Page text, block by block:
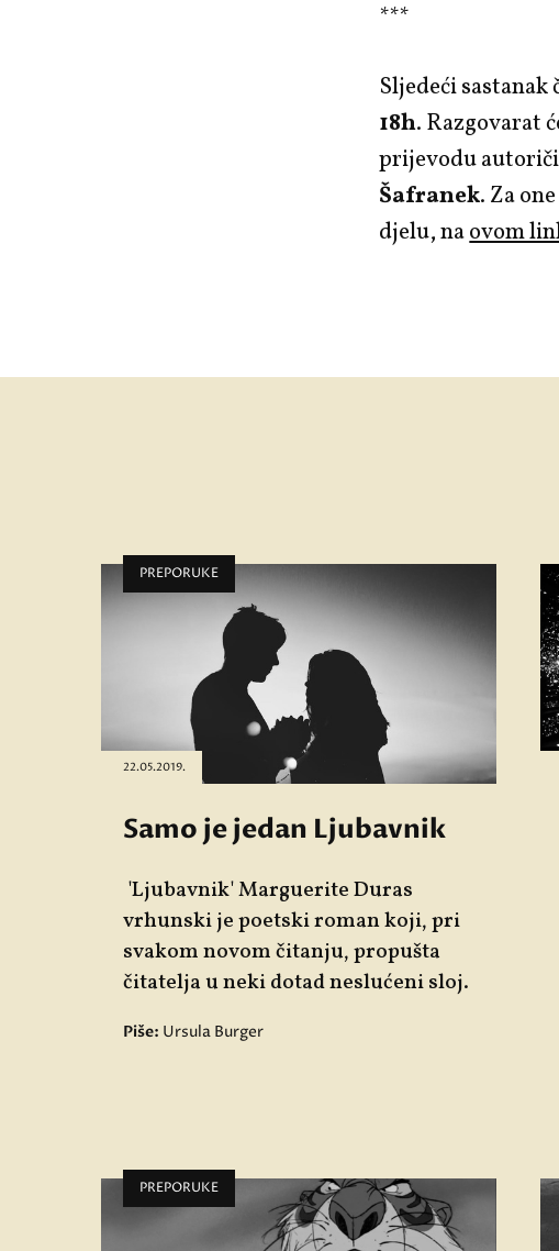
***
Sljedeći
18h. Razgovarat
prijevodu
Šafranek. Za
djelu, naovom
PREPORUKE
22.05.2019.
Samo je jedan Ljubavnik
'Ljubavnik' Marguerite Duras
vrhunski je poetski roman koji, pri
svakom novom čitanju, propušta
čitatelja u neki dotad neslućeni sloj.
Piše: Ursula Burger
PREPORUKE